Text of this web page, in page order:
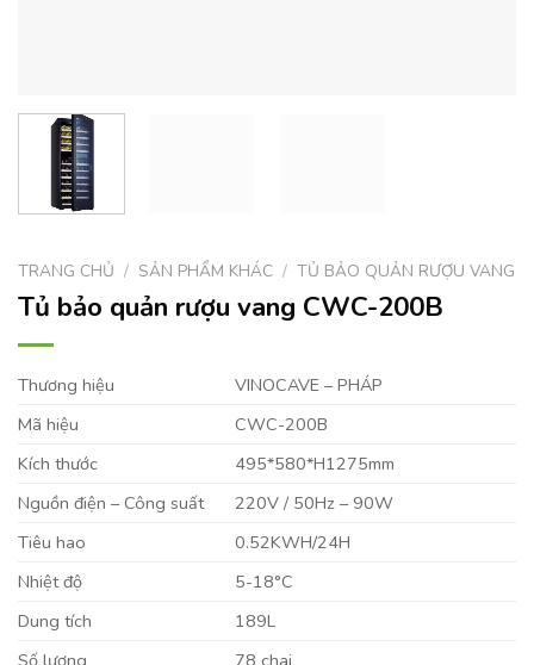
TRANG CHỦ / SẢN PHẨM KHÁC / TỦ BẢO QUẢN RƯỢU VANG
Tủ bảo quản rượu vang CWC-200B
Thương hiệu
VINOCAVE – PHÁP
Mã hiệu
CWC-200B
Kích thước
495*580*H1275mm
Nguồn điện – Công suất
220V / 50Hz – 90W
Tiêu hao
0.52KWH/24H
Nhiệt độ
5-18°C
Dung tích
189L
Số lượng
78 chai